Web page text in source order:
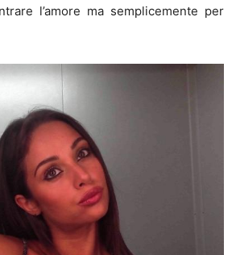
l’amore ma semplicemente per